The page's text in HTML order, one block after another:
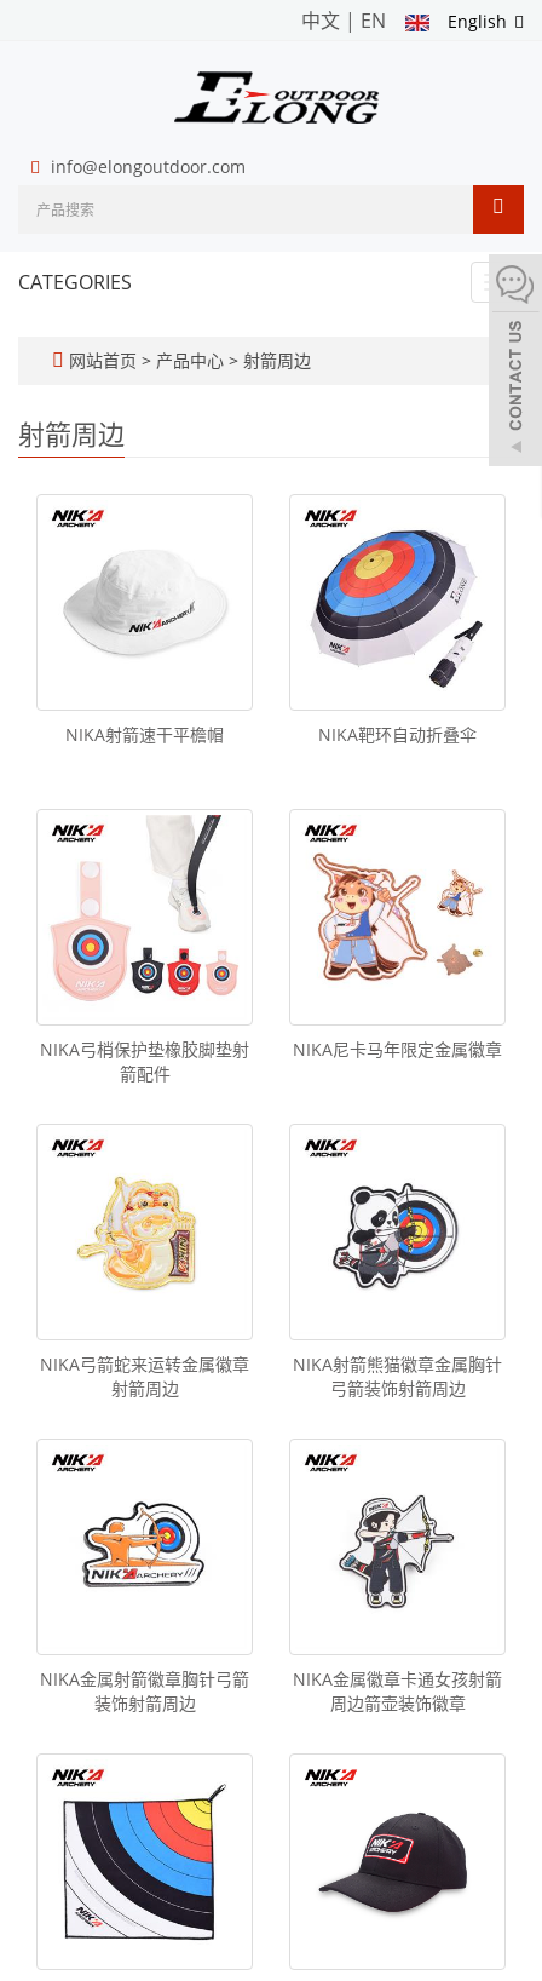
English
中文 | EN
info@elongoutdoor.com
CATEGORIES
网站首页 > 产品中心 > 射箭周边
射箭周边
NIKA射箭速干平檐帽 NIKA靶环自动折叠伞
NIKA弓梢保护垫橡胶脚垫射
箭配件
NIKA尼卡马年限定金属徽章
NIKA弓箭蛇来运转金属徽章
射箭周边
NIKA射箭熊猫徽章金属胸针
弓箭装饰射箭周边
NIKA金属射箭徽章胸针弓箭
装饰射箭周边
NIKA金属徽章卡通女孩射箭
周边箭壶装饰徽章